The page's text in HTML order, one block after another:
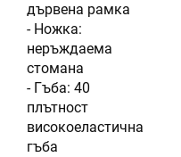
дървена рамка
- Ножка:
неръждаема
стомана
- Гъба: 40
плътност
високоеластична
гъба